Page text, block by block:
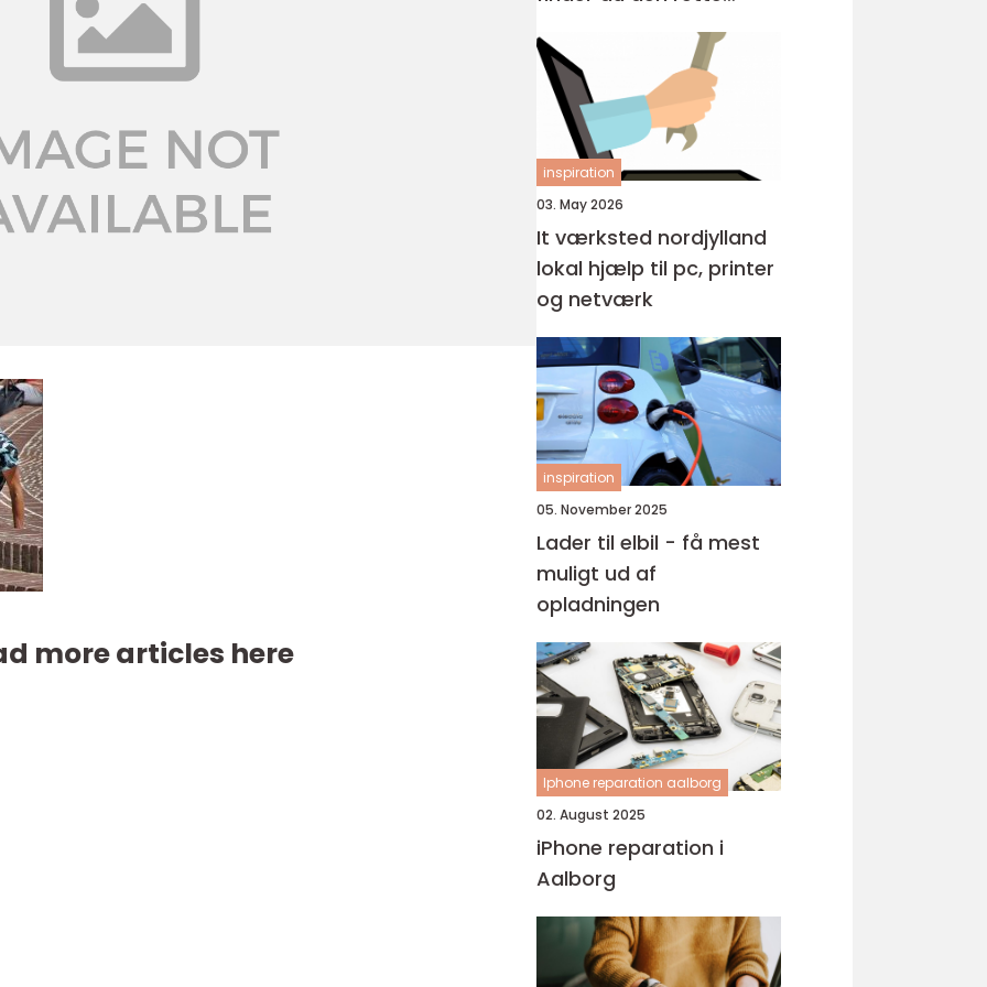
more articles here
inspiration
03. May 2026
It værksted nordjylland
lokal hjælp til pc, printer
og netværk
inspiration
05. November 2025
Lader til elbil - få mest
muligt ud af
opladningen
Iphone reparation aalborg
02. August 2025
iPhone reparation i
Aalborg